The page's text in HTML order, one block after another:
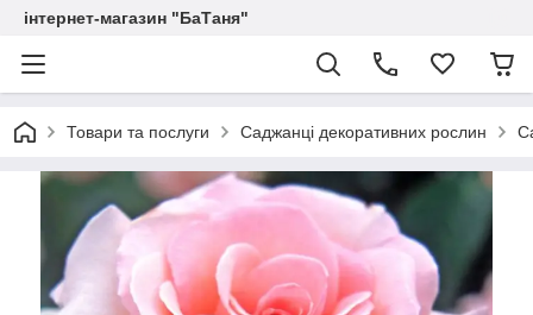
інтернет-магазин "БаТаня"
Товари та послуги Саджанці декоративних рослин